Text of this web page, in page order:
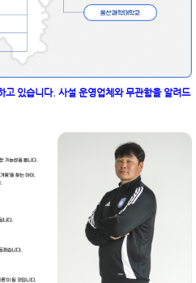
고 있습니다. 사설 운영업체와 무관함을 알려드